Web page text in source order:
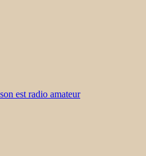
est radio amateur